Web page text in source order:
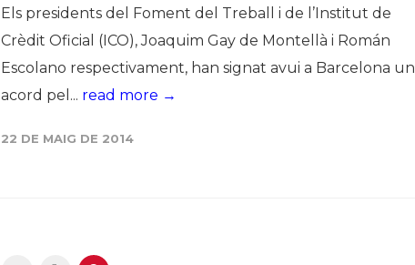
Els presidents del Foment del Treball i de l’Institut de
Crèdit Oficial (ICO), Joaquim Gay de Montellà i Román
Escolano respectivament, han signat avui a Barcelona un
acord pel... read more →
22 DE MAIG DE 2014